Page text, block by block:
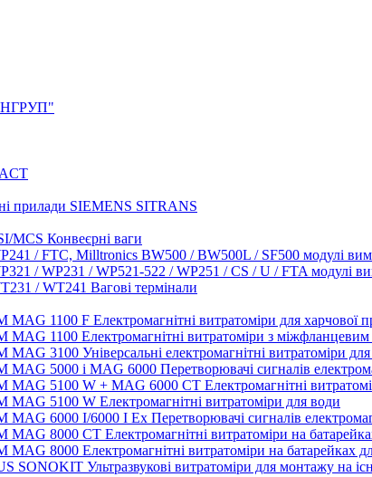
прилади SIEMENS SITRANS
MCS Конвеєрні ваги
/ FTC, Milltronics BW500 / BW500L / SF500 модулі
/ WP231 / WP521-522 / WP251 / CS / U / FTA модулі
/ WT241 Вагові термінали
MAG 1100 F Електромагнітні витратоміри для харчової
MAG 1100 Електромагнітні витратоміри з
3100 Універсальні електромагнітні витратоміри
MAG 5000 і MAG 6000 Перетворювачі сигналів
MAG 5100 W + MAG 6000 CT Електромагнітні
MAG 5100 W Електромагнітні витратоміри для води
MAG 6000 I/6000 I Ex Перетворювачі сигналів
MAG 8000 CT Електромагнітні витратоміри на
MAG 8000 Електромагнітні витратоміри на батарейках
SONOKIT Ультразвукові витратоміри для монтажу на